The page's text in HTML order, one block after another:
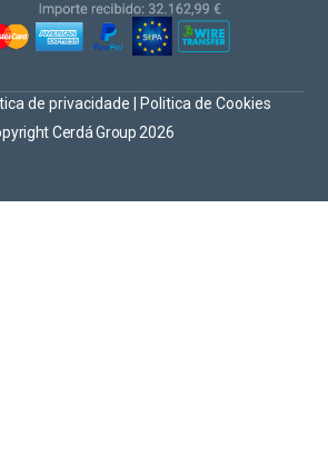
Cerdá Group 2026
de privacidade Politica de Cookies